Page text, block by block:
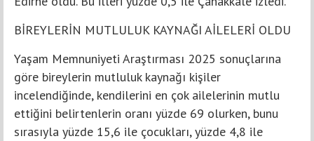
BİREYLERİN MUTLULUK KAYNAĞI AİLELERİ OLDU
Yaşam Memnuniyeti Araştırması 2025 sonuçlarına
göre bireylerin mutluluk kaynağı kişiler
incelendiğinde, kendilerini en çok ailelerinin mutlu
ettiğini belirtenlerin oranı yüzde 69 olurken, bunu
sırasıyla yüzde 15,6 ile çocukları, yüzde 4,8 ile